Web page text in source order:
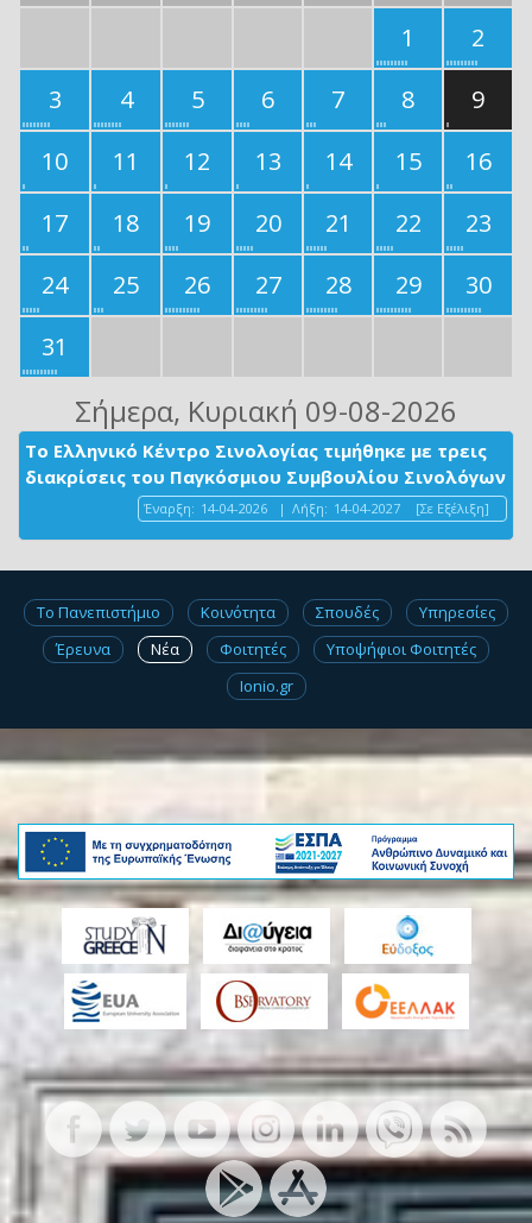
1
2
3
4 5 6 7 8
9
10
11 12 13 14 15
16
17
18 19 20 21 22
23
24
25 26 27 28 29
30
31
Σήμερα, Κυριακή 09-08-2026
Το Ελληνικό Κέντρο Σινολογίας τιμήθηκε με τρεις
διακρίσεις του Παγκόσμιου Συμβουλίου Σινολόγων
Έναρξη: 14-04-2026 | Λήξη: 14-04-2027 [Σε Εξέλιξη]
Το Πανεπιστήμιο Κοινότητα Σπουδές
Υπηρεσίες
Έρευνα
Νέα Φοιτητές
Υποψήφιοι Φοιτητές
Ionio.gr